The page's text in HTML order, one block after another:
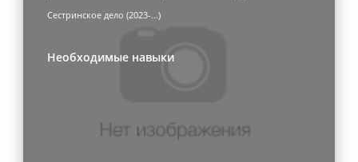
Сестринское дело (2023-...)
Необходимые навыки